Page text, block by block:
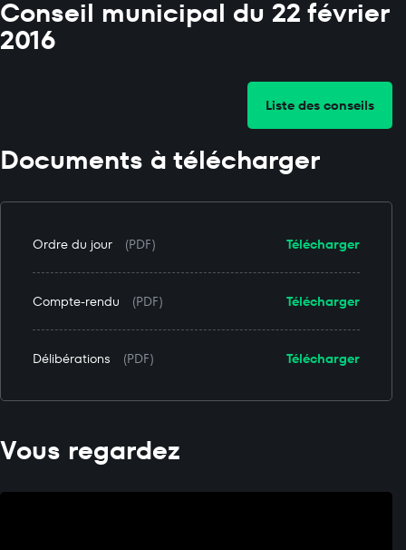
Conseil municipal du 22 février
2016
Liste des conseils
Documents à télécharger
Télécharger
Ordre du jour (PDF)
Télécharger
Compte-rendu (PDF)
Télécharger
Délibérations (PDF)
Vous regardez